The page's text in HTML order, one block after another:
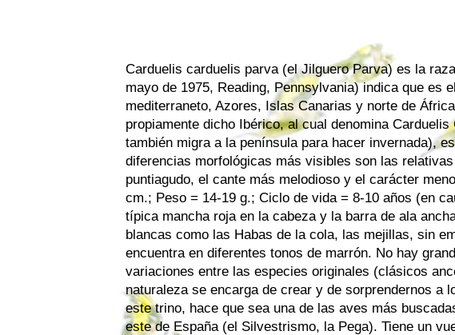
Carduelis carduelis parva (el Jilguero Parva) es la
mayo de 1975, Reading, Pennsylvania) indica que es
mediterraneto, Azores, Islas Canarias y norte de
propiamente dicho Ibérico, al cual denomina
también migra a la península para hacer invernada),
diferencias morfológicas más visibles son las
puntiagudo, el cante más melodioso y el carácter
cm.; Peso = 14-19 g.; Ciclo de vida = 8-10 años (en
típica mancha roja en la cabeza y la barra de ala
blancas como las Habas de la cola, las mejillas, sin
encuentra en diferentes tonos de marrón. No hay
variaciones entre las especies originales (clásicos
naturaleza se encarga de crear y de sorprendernos
este trino, hace que sea una de las aves más
este de España (el Silvestrismo, la Pega). Tiene un